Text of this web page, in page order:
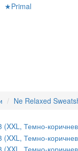
★Primal
Ne Relaxed